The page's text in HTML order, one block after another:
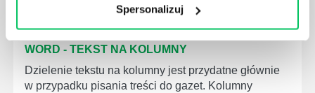
Spersonalizuj
WORD - TEKST NA KOLUMNY
Dzielenie tekstu na kolumny jest przydatne głównie
w przypadku pisania treści do gazet. Kolumny